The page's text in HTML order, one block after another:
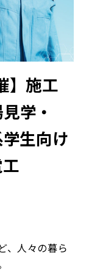
】施工
学・
生向け
、人々の暮ら